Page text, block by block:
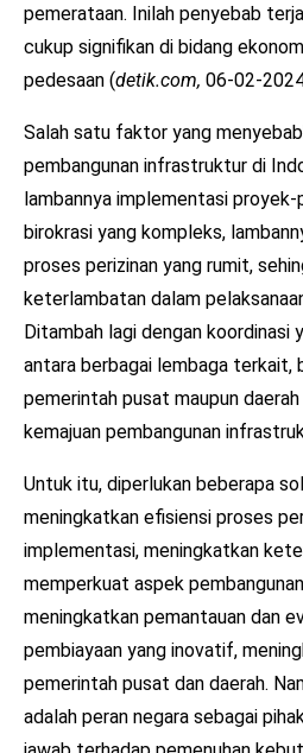
pemerataan. Inilah penyebab
cukup signifikan di bidang
pedesaan (detik.com, 06-02-
Salah satu faktor yang
pembangunan infrastruktur di
lambannya implementasi
birokrasi yang kompleks,
proses perizinan yang rumit,
keterlambatan dalam
Ditambah lagi dengan koordinasi
antara berbagai lembaga terkait,
pemerintah pusat maupun
kemajuan pembangunan
Untuk itu, diperlukan beberapa
meningkatkan efisiensi proses
implementasi, meningkatkan
memperkuat aspek
meningkatkan pemantauan dan
pembiayaan yang inovatif,
pemerintah pusat dan daerah.
adalah peran negara sebagai